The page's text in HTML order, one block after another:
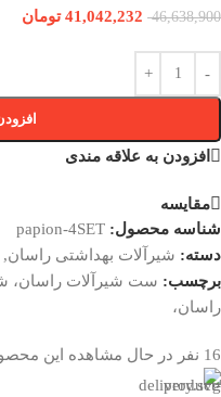
46,638,900
41,042,232 تومان
افزودن به علاقه مندی
مقایسه
شناسه محصول: papion-4SET
دسته: شیرآلات بهداشتی راسان,
برچسب: ست شیرآلات راسان،
راسان،
16 نفر در حال مشاهده این